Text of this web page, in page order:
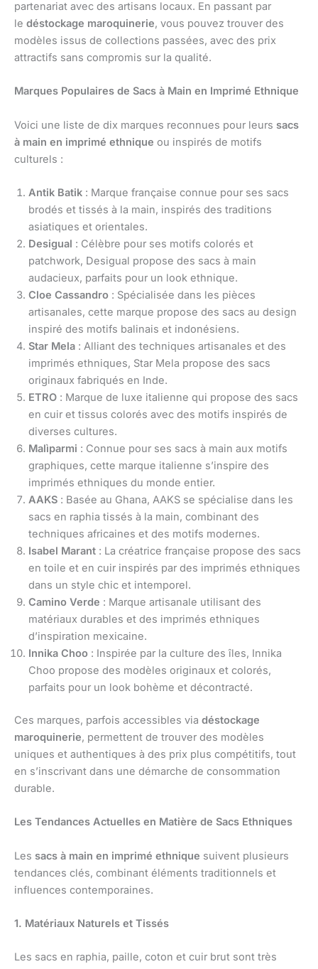
partenariat avec des artisans locaux. En passant par
le déstockage maroquinerie, vous pouvez trouver des
modèles issus de collections passées, avec des prix
attractifs sans compromis sur la qualité.
Marques Populaires de Sacs à Main en Imprimé Ethnique
Voici une liste de dix marques reconnues pour leurs sacs
à main en imprimé ethnique ou inspirés de motifs
culturels :
Antik Batik : Marque française connue pour ses sacs
brodés et tissés à la main, inspirés des traditions
asiatiques et orientales.
Desigual : Célèbre pour ses motifs colorés et
patchwork, Desigual propose des sacs à main
audacieux, parfaits pour un look ethnique.
Cloe Cassandro : Spécialisée dans les pièces
artisanales, cette marque propose des sacs au design
inspiré des motifs balinais et indonésiens.
Star Mela : Alliant des techniques artisanales et des
imprimés ethniques, Star Mela propose des sacs
originaux fabriqués en Inde.
ETRO : Marque de luxe italienne qui propose des sacs
en cuir et tissus colorés avec des motifs inspirés de
diverses cultures.
Malìparmi : Connue pour ses sacs à main aux motifs
graphiques, cette marque italienne s’inspire des
imprimés ethniques du monde entier.
AAKS : Basée au Ghana, AAKS se spécialise dans les
sacs en raphia tissés à la main, combinant des
techniques africaines et des motifs modernes.
Isabel Marant : La créatrice française propose des sacs
en toile et en cuir inspirés par des imprimés ethniques
dans un style chic et intemporel.
Camino Verde : Marque artisanale utilisant des
matériaux durables et des imprimés ethniques
d’inspiration mexicaine.
Innika Choo : Inspirée par la culture des îles, Innika
Choo propose des modèles originaux et colorés,
parfaits pour un look bohème et décontracté.
Ces marques, parfois accessibles via déstockage
maroquinerie, permettent de trouver des modèles
uniques et authentiques à des prix plus compétitifs, tout
en s’inscrivant dans une démarche de consommation
durable.
Les Tendances Actuelles en Matière de Sacs Ethniques
Les sacs à main en imprimé ethnique suivent plusieurs
tendances clés, combinant éléments traditionnels et
influences contemporaines.
1. Matériaux Naturels et Tissés
Les sacs en raphia, paille, coton et cuir brut sont très